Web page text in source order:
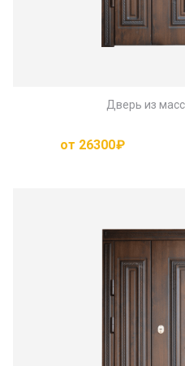
Дверь из
от 26300₽